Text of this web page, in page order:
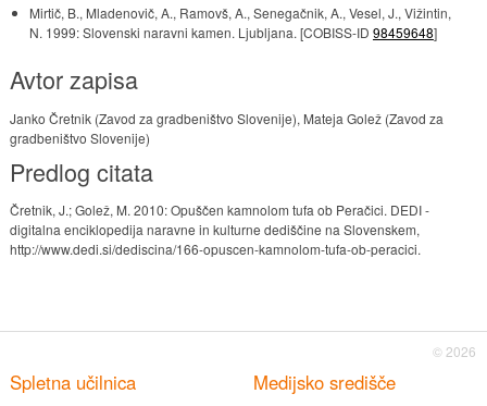
Mirtič, B., Mladenovič, A., Ramovš, A., Senegačnik, A., Vesel, J., Vižintin,
N. 1999: Slovenski naravni kamen. Ljubljana. [COBISS-ID 98459648]
Avtor zapisa
Janko Čretnik (Zavod za gradbeništvo Slovenije), Mateja Golež (Zavod za
gradbeništvo Slovenije)
Predlog citata
Čretnik, J.; Golež, M. 2010: Opuščen kamnolom tufa ob Peračici. DEDI -
digitalna enciklopedija naravne in kulturne dediščine na Slovenskem,
http://www.dedi.si/dediscina/166-opuscen-kamnolom-tufa-ob-peracici.
© 2026
Spletna učilnica Medijsko središče